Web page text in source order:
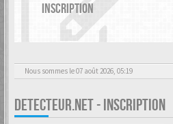
INSCRIPTION
Nous sommes le 07 août 2026, 05:19
DETECTEUR.NET - INSCRIPTION